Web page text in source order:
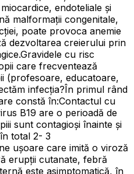
endoteliale și
malformații congenitale,
poate provoca anemie
dezvoltarea creierului prin
cu risc
care frecventează
(profesoare, educatoare,
infecția?În primul rând
constă în:Contactul cu
B19 are o perioadă de
sunt contagioși înainte și
total 2- 3
ușoare care imită o viroză
erupții cutanate, febră
este asimptomatică, în